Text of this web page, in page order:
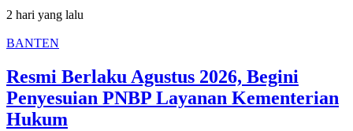
2 hari yang lalu
BANTEN
Resmi Berlaku Agustus 2026, Begini
Penyesuian PNBP Layanan Kementerian
Hukum